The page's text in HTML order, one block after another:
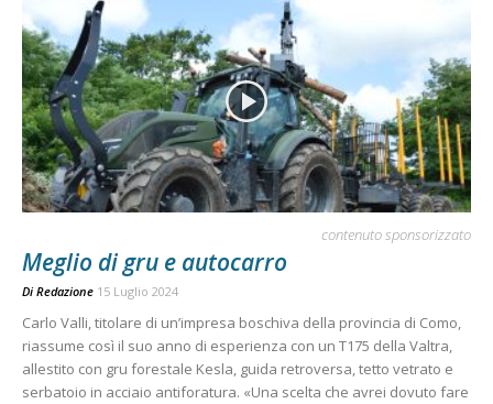
contenuto sponsorizzato
Meglio di gru e autocarro
Di Redazione 15 Luglio 2024
Carlo Valli, titolare di un’impresa boschiva della provincia di Como,
riassume così il suo anno di esperienza con un T175 della Valtra,
allestito con gru forestale Kesla, guida retroversa, tetto vetrato e
serbatoio in acciaio antiforatura. «Una scelta che avrei dovuto fare